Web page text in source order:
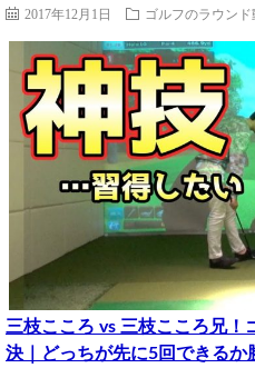
2017年12月1日 ゴルフのラウンド
三枝こころ vs 三枝こころ兄！
決｜どっちが先に5回できるか